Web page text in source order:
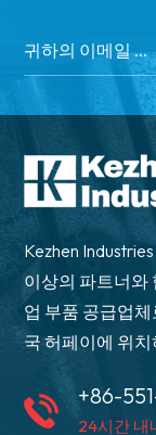
Kezhen
이상의 파트너와
업 부품 공급업
국 허페이에 위
+86-
24시간 내